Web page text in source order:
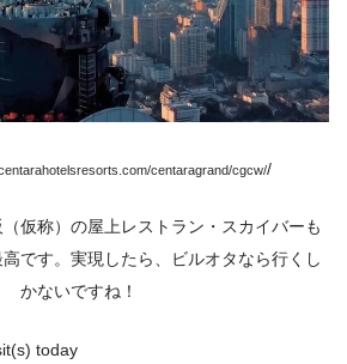
centaragrand/cgcw//
仮称）の屋上レストラン・スカイバーも
です。実現したら、ビルオタなら行くし
かないですね！
today